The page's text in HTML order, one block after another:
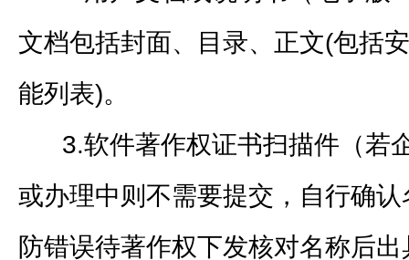
文档包括封面、目录、正文(包括
能列表)。
3.软件著作权证书扫描件（若
或办理中则不需要提交，自行确
防错误待著作权下发核对名称后